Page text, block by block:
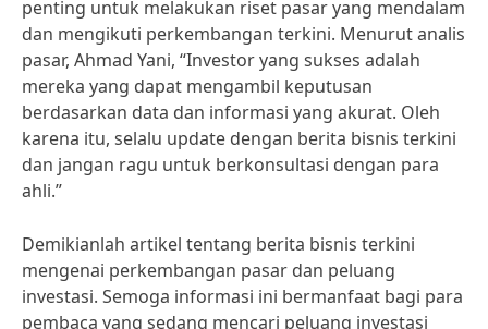
penting untuk melakukan riset pasar yang mendalam
dan mengikuti perkembangan terkini. Menurut analis
pasar, Ahmad Yani, “Investor yang sukses adalah
mereka yang dapat mengambil keputusan
berdasarkan data dan informasi yang akurat. Oleh
karena itu, selalu update dengan berita bisnis terkini
dan jangan ragu untuk berkonsultasi dengan para
ahli.”
Demikianlah artikel tentang berita bisnis terkini
mengenai perkembangan pasar dan peluang
investasi. Semoga informasi ini bermanfaat bagi para
pembaca yang sedang mencari peluang investasi